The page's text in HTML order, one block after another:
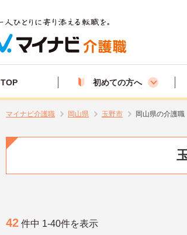
TOP 初めての方へ
マイナビ介護職 岡山県 玉野市 岡山県の介護
42 件中 1-40件を表示